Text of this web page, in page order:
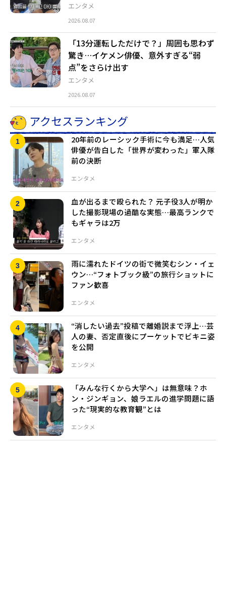
エンタメ
2026.08.07
エンタメ
「13分運転しただけで？」周囲も思わず
驚き…イケメン俳優、意外すぎる“弱
点”をさらけ出す
2026.08.07
アクセスランキング
エンタメ
20年前のレーシック手術に今も満足…人気
俳優が告白した「世界が変わった」軍入隊
前の決断
エンタメ
血が出るまで殴られた？ 元子役3人が明か
した撮影現場の過酷な実態…最高ランクで
もギャラは2万
エンタメ
雨に濡れたドイツの街で微笑むシン・イェ
ウン…“フォトブック級”の旅行ショットに
ファン歓喜
エンタメ
“消したい過去”投稿で離婚説まで浮上…芸
人の妻、否定直後にプーケットでビキニ姿
を公開
エンタメ
「みんな行くから大学へ」は無意味？ホ
ン・ジンギョン、娘ラエルの進学問題に語
った“現実的な教育観”とは